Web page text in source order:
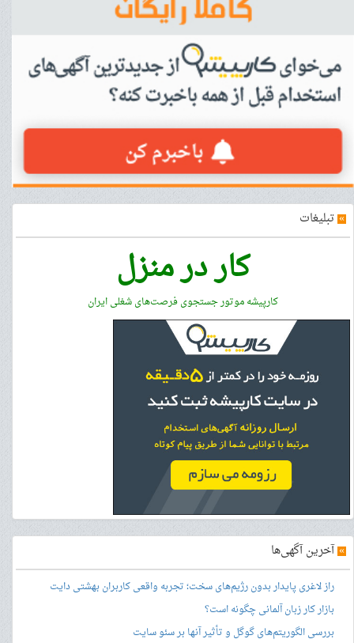
» تبلیغات
کار در منزل
کارپیشه موتور جستجوی فرصت‌های شغلی ایران
»آخرین آگهی‌ها
راز لاغری پایدار بدون رژیم‌های سخت؛ تجربه واقعی کاربران بهشتی دایت
بازار کار زبان آلمانی چگونه است؟
بررسی الگوریتم‌های گوگل و تأثیر آنها بر سئو سایت